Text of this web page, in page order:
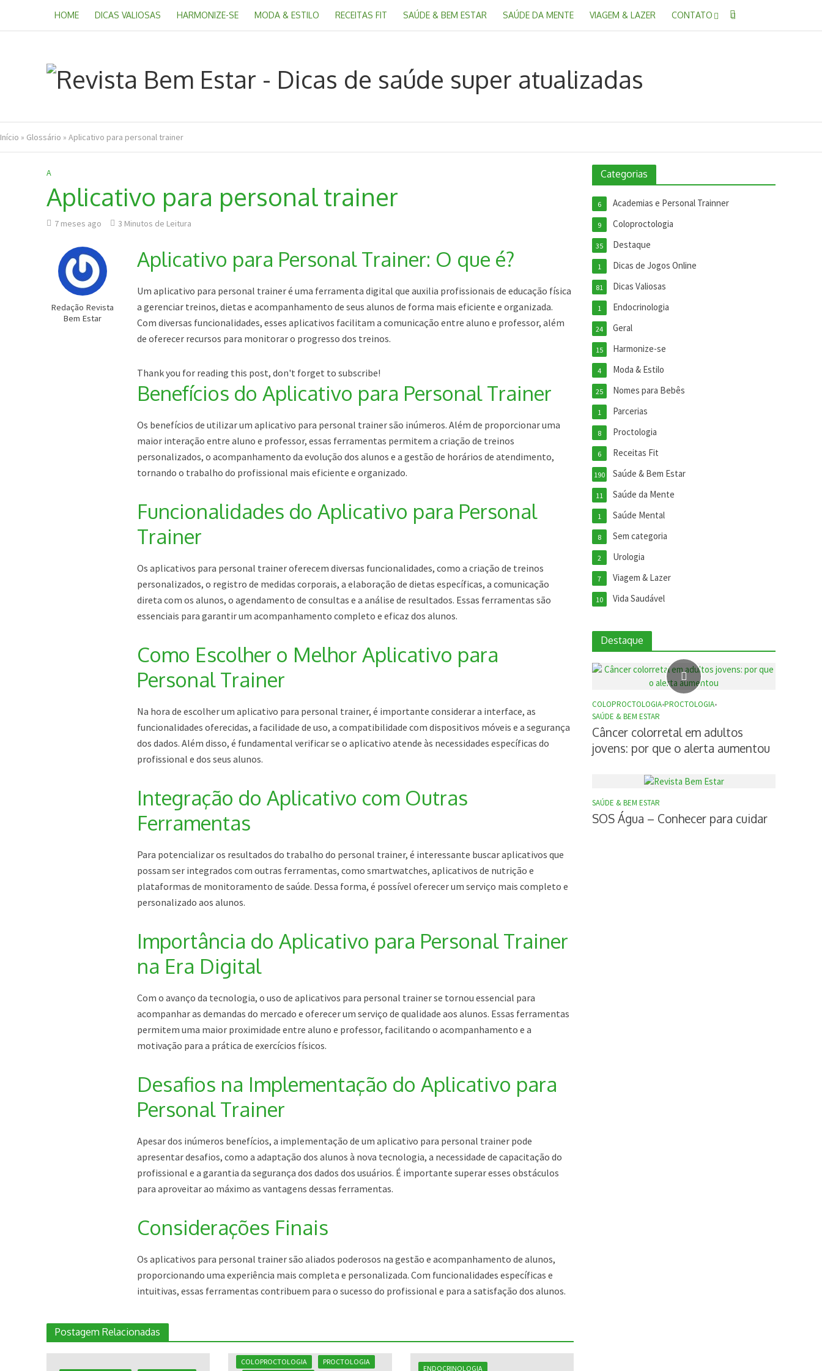
HOME DICAS VALIOSAS HARMONIZE-SE MODA & ESTILO RECEITAS FIT SAÚDE & BEM ESTAR SAÚDE DA MENTE VIAGEM & LAZER CONTATO
Início » Glossário » Aplicativo para personal trainer
A
Aplicativo para personal trainer
7 meses ago 3 Minutos de Leitura
Redação Revista
Bem Estar
Aplicativo para Personal Trainer: O que é?
Um aplicativo para personal trainer é uma ferramenta digital que auxilia profissionais de educação física
a gerenciar treinos, dietas e acompanhamento de seus alunos de forma mais eficiente e organizada.
Com diversas funcionalidades, esses aplicativos facilitam a comunicação entre aluno e professor, além
de oferecer recursos para monitorar o progresso dos treinos.
Thank you for reading this post, don't forget to subscribe!
Benefícios do Aplicativo para Personal Trainer
Os benefícios de utilizar um aplicativo para personal trainer são inúmeros. Além de proporcionar uma
maior interação entre aluno e professor, essas ferramentas permitem a criação de treinos
personalizados, o acompanhamento da evolução dos alunos e a gestão de horários de atendimento,
tornando o trabalho do profissional mais eficiente e organizado.
Funcionalidades do Aplicativo para Personal
Trainer
Os aplicativos para personal trainer oferecem diversas funcionalidades, como a criação de treinos
personalizados, o registro de medidas corporais, a elaboração de dietas específicas, a comunicação
direta com os alunos, o agendamento de consultas e a análise de resultados. Essas ferramentas são
essenciais para garantir um acompanhamento completo e eficaz dos alunos.
Como Escolher o Melhor Aplicativo para
Personal Trainer
Na hora de escolher um aplicativo para personal trainer, é importante considerar a interface, as
funcionalidades oferecidas, a facilidade de uso, a compatibilidade com dispositivos móveis e a segurança
dos dados. Além disso, é fundamental verificar se o aplicativo atende às necessidades específicas do
profissional e dos seus alunos.
Integração do Aplicativo com Outras
Ferramentas
Para potencializar os resultados do trabalho do personal trainer, é interessante buscar aplicativos que
possam ser integrados com outras ferramentas, como smartwatches, aplicativos de nutrição e
plataformas de monitoramento de saúde. Dessa forma, é possível oferecer um serviço mais completo e
personalizado aos alunos.
Importância do Aplicativo para Personal Trainer
na Era Digital
Com o avanço da tecnologia, o uso de aplicativos para personal trainer se tornou essencial para
acompanhar as demandas do mercado e oferecer um serviço de qualidade aos alunos. Essas ferramentas
permitem uma maior proximidade entre aluno e professor, facilitando o acompanhamento e a
motivação para a prática de exercícios físicos.
Desafios na Implementação do Aplicativo para
Personal Trainer
Apesar dos inúmeros benefícios, a implementação de um aplicativo para personal trainer pode
apresentar desafios, como a adaptação dos alunos à nova tecnologia, a necessidade de capacitação do
profissional e a garantia da segurança dos dados dos usuários. É importante superar esses obstáculos
para aproveitar ao máximo as vantagens dessas ferramentas.
Considerações Finais
Os aplicativos para personal trainer são aliados poderosos na gestão e acompanhamento de alunos,
proporcionando uma experiência mais completa e personalizada. Com funcionalidades específicas e
intuitivas, essas ferramentas contribuem para o sucesso do profissional e para a satisfação dos alunos.
Postagem Relacionadas
COLOPROCTOLOGIA
PROCTOLOGIA
ENDOCRINOLOGIA
Categorias
Academias e Personal Trainner
6
Coloproctologia
9
Destaque
35
Dicas de Jogos Online
1
Dicas Valiosas
81
Endocrinologia
1
Geral
24
Harmonize-se
15
Moda & Estilo
4
Nomes para Bebês
25
Parcerias
1
Proctologia
8
Receitas Fit
6
Saúde & Bem Estar
190
Saúde da Mente
11
Saúde Mental
1
Sem categoria
8
Urologia
2
Viagem & Lazer
7
Vida Saudável
10
Destaque
COLOPROCTOLOGIA•PROCTOLOGIA•
SAÚDE & BEM ESTAR
Câncer colorretal em adultos
jovens: por que o alerta aumentou
SAÚDE & BEM ESTAR
SOS Água – Conhecer para cuidar